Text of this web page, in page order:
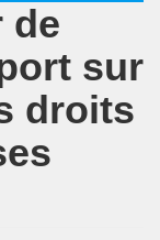
de
sur
droits